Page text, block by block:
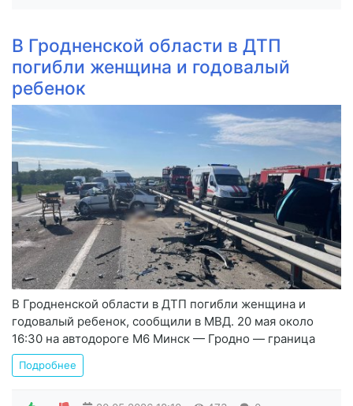
В Гродненской области в ДТП
погибли женщина и годовалый
ребенок
В Гродненской области в ДТП погибли женщина и
годовалый ребенок, сообщили в МВД. 20 мая около
16:30 на автодороге М6 Минск — Гродно — граница
Подробнее